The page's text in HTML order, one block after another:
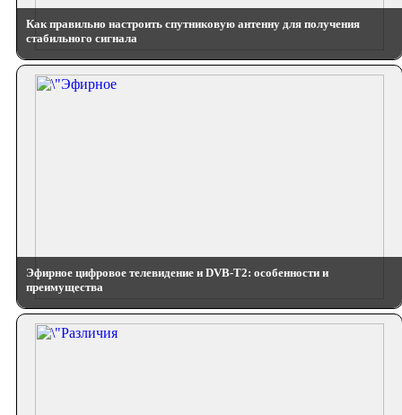
Как правильно настроить спутниковую антенну для получения
стабильного сигнала
Эфирное цифровое телевидение и DVB-T2: особенности и
преимущества